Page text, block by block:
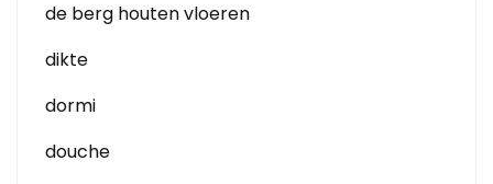
de berg houten vloeren
dikte
dormi
douche